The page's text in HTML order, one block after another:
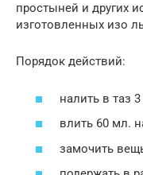
простыней и других
изготовленных изо
Порядок действий:
налить в таз
влить 60 мл.
замочить